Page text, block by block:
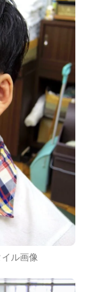
ル画像